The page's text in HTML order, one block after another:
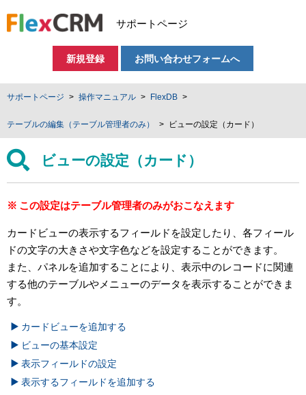
サポートページ
新規登録 お問い合わせフォームへ
サポートページ 操作マニュアル FlexDB
テーブルの編集（テーブル管理者のみ） ビューの設定（カード）
ビューの設定（カード）
この設定はテーブル管理者のみがおこなえます
カードビューの表示するフィールドを設定したり、各フィール
ドの文字の大きさや文字色などを設定することができます。
また、パネルを追加することにより、表示中のレコードに関連
する他のテーブルやメニューのデータを表示することができま
す。
カードビューを追加する
ビューの基本設定
表示フィールドの設定
表示するフィールドを追加する